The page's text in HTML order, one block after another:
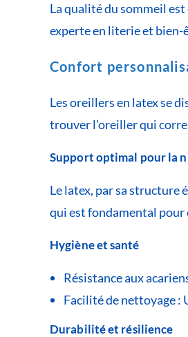
La qualité du sommeil
experte en literie et bien-
Confort
Les oreillers en latex se
trouver l’oreiller qui
Support optimal pour la
Le latex, par sa structure
qui est fondamental pour
Hygiène et santé
Résistance aux
Facilité de nettoyage :
Durabilité et résilience